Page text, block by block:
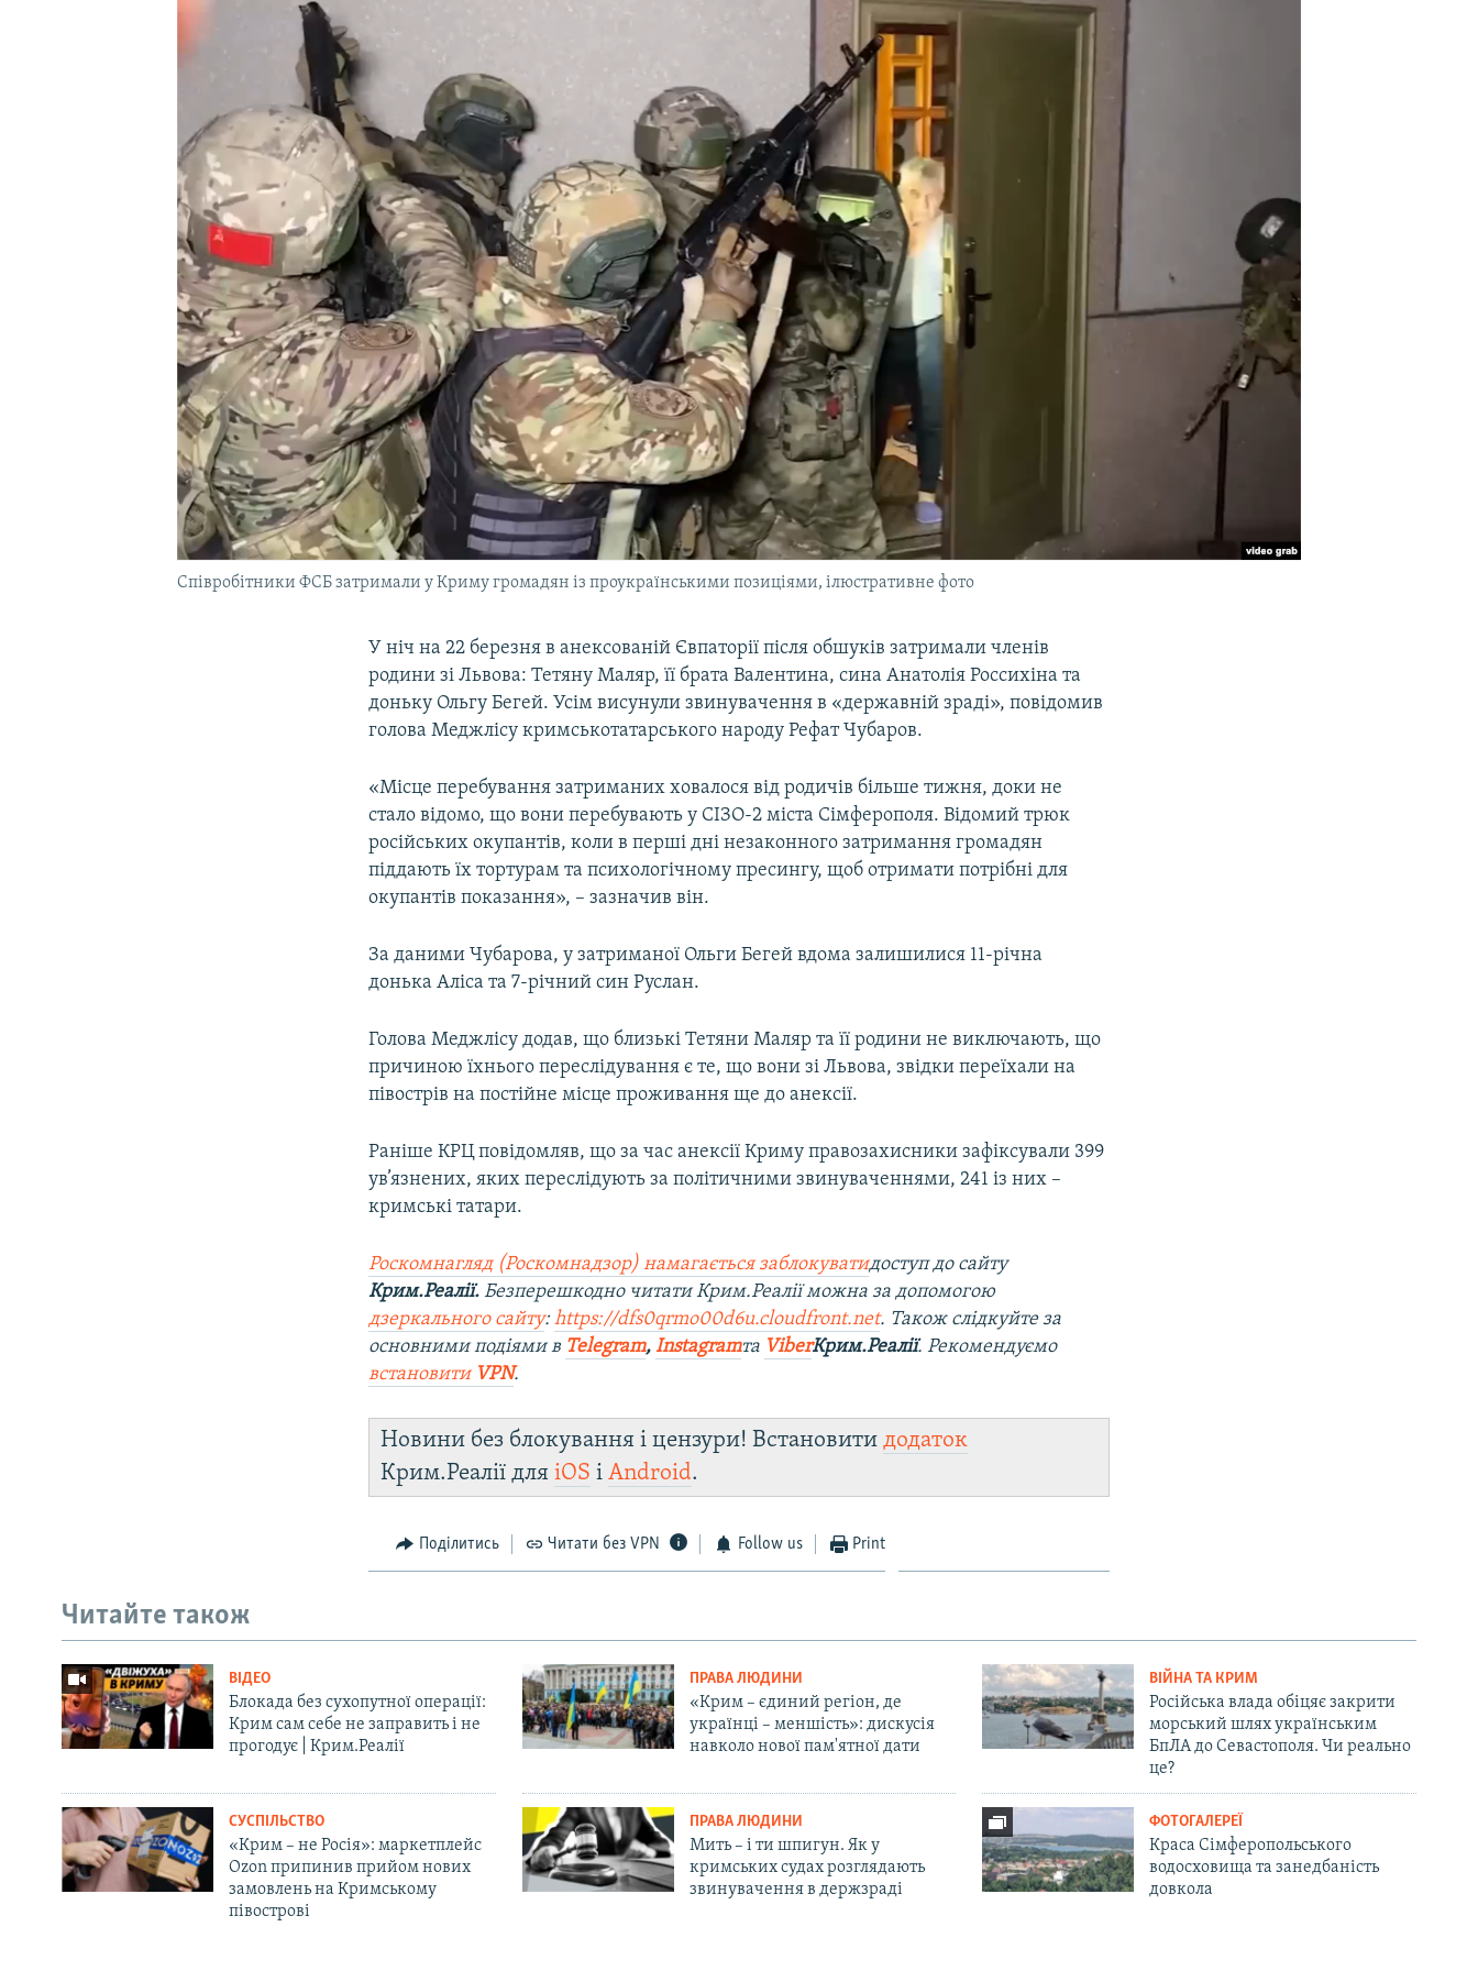
Співробітники ФСБ затримали у Криму громадян із проукраїнськими позиціями, ілюстративне фото
У ніч на 22 березня в анексованій Євпаторії після обшуків затримали членів
родини зі Львова: Тетяну Маляр, її брата Валентина, сина Анатолія Россихіна та
доньку Ольгу Бегей. Усім висунули звинувачення в «державній зраді», повідомив
голова Меджлісу кримськотатарського народу Рефат Чубаров.
«Місце перебування затриманих ховалося від родичів більше тижня, доки не
стало відомо, що вони перебувають у СІЗО-2 міста Сімферополя. Відомий трюк
російських окупантів, коли в перші дні незаконного затримання громадян
піддають їх тортурам та психологічному пресингу, щоб отримати потрібні для
окупантів показання», – зазначив він.
За даними Чубарова, у затриманої Ольги Бегей вдома залишилися 11-річна
донька Аліса та 7-річний син Руслан.
Голова Меджлісу додав, що близькі Тетяни Маляр та її родини не виключають, що
причиною їхнього переслідування є те, що вони зі Львова, звідки переїхали на
півострів на постійне місце проживання ще до анексії.
Раніше КРЦ повідомляв, що за час анексії Криму правозахисники зафіксували 399
ув’язнених, яких переслідують за політичними звинуваченнями, 241 із них –
кримські татари.
Роскомнагляд (Роскомнадзор) намагається заблокуватидоступ до сайту
Крим.Реалії. Безперешкодно читати Крим.Реалії можна за допомогою
дзеркального сайту:https://dfs0qrmo00d6u.cloudfront.net. Також слідкуйте за
основними подіями в Telegram,Instagramта ViberКрим.Реалії. Рекомендуємо
встановити VPN.
Новини без блокування і цензури! Встановитидодаток
Крим.Реалії дляiOS іAndroid.
Поділитись Читати без VPN Follow us Print
Читайте також
ВІДЕО
Блокада без сухопутної операції:
Крим сам себе не заправить і не
прогодує | Крим.Реалії
ПРАВА ЛЮДИНИ
«Крим – єдиний регіон, де
українці – меншість»: дискусія
навколо нової пам'ятної дати
ВІЙНА ТА КРИМ
Російська влада обіцяє закрити
морський шлях українським
БпЛА до Севастополя. Чи реально
це?
СУСПІЛЬСТВО
«Крим – не Росія»: маркетплейс
Ozon припинив прийом нових
замовлень на Кримському
півострові
ПРАВА ЛЮДИНИ
Мить – і ти шпигун. Як у
кримських судах розглядають
звинувачення в держзраді
ФОТОГАЛЕРЕЇ
Краса Сімферопольського
водосховища та занедбаність
довкола